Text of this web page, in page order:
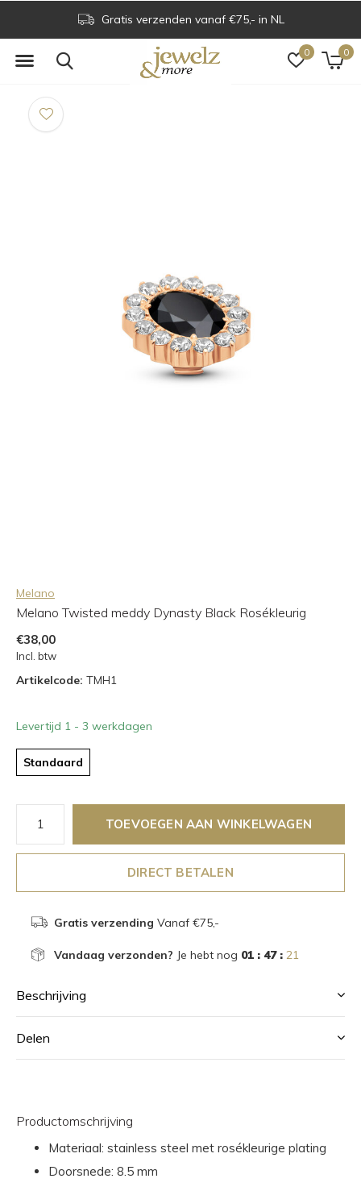
0 0
Gratis verzenden vanaf €75,- in NL
Melano
Melano Twisted meddy Dynasty Black Rosékleurig
€38,00
Incl. btw
Artikelcode: TMH1
Levertijd 1 - 3 werkdagen
Standaard
TOEVOEGEN AAN WINKELWAGEN
DIRECT BETALEN
Gratis verzending Vanaf €75,-
Vandaag verzonden? Je hebt nog 01 : 47 : 21
Beschrijving
Delen
Productomschrijving
Materiaal: stainless steel met rosékleurige plating
Doorsnede: 8.5 mm